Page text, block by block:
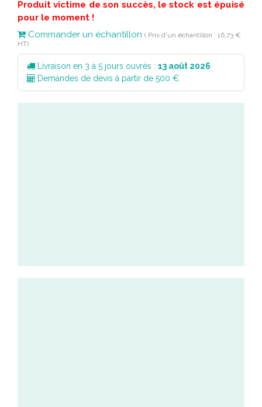
Produit victime de son succès, le stock est épuisé
pour le moment !
Commander un échantillon ( Prix d'un échantillon : 16,73 €
HT)
Livraison en 3 à 5 jours ouvrés : 13 août 2026
Demandes de devis à partir de 500 €